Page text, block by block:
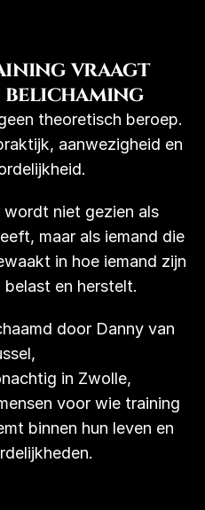
vraagt
theoretisch beroep.
aanwezigheid en
wordt niet gezien als
maar als iemand die
in hoe iemand zijn
en herstelt.
door Danny van
in Zwolle,
voor wie training
binnen hun leven en